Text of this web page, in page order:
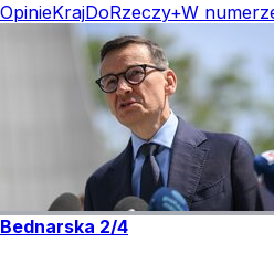
OpinieKrajDoRzeczy+W
Bednarska 2/4